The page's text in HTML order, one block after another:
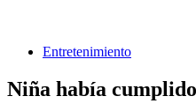
Entretenimiento
Niña había